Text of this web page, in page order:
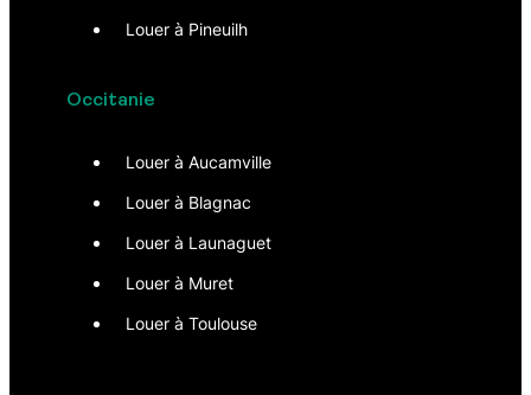
Louer à Pineuilh
Occitanie
Louer à Aucamville
Louer à Blagnac
Louer à Launaguet
Louer à Muret
Louer à Toulouse